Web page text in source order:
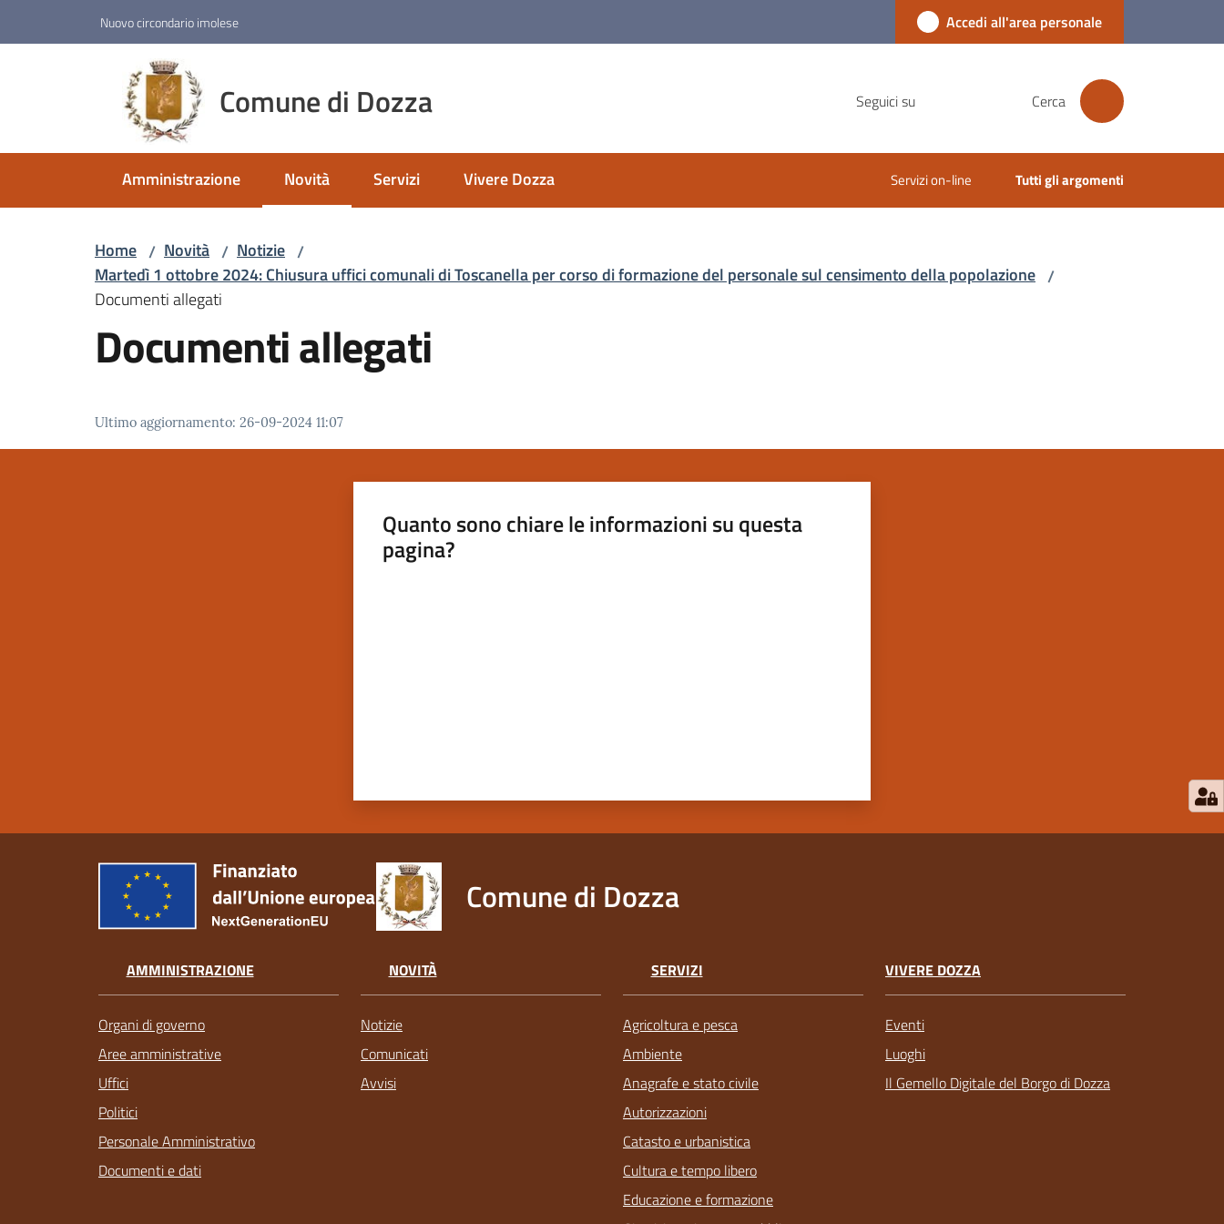
Nuovo circondario imolese Accedi all'area personale
Comune di Dozza Seguici su Cerca
Amministrazione Novità
Menu selezionato
Servizi Vivere Dozza Servizi on-line Tutti gli argomenti
Home / Novità / Notizie /
Martedì 1 ottobre 2024: Chiusura uffici comunali di Toscanella per corso di formazione del personale sul censimento della popolazione /
Documenti allegati
Documenti allegati
Ultimo aggiornamento: 26-09-2024 11:07
Quanto sono chiare le informazioni su questa
pagina?
Comune di Dozza
AMMINISTRAZIONE
Organi di governo
Aree amministrative
Uffici
Politici
Personale Amministrativo
Documenti e dati
NOVITÀ
Notizie
Comunicati
Avvisi
SERVIZI
Agricoltura e pesca
Ambiente
Anagrafe e stato civile
Autorizzazioni
Catasto e urbanistica
Cultura e tempo libero
Educazione e formazione
VIVERE DOZZA
Eventi
Luoghi
Il Gemello Digitale del Borgo di Dozza